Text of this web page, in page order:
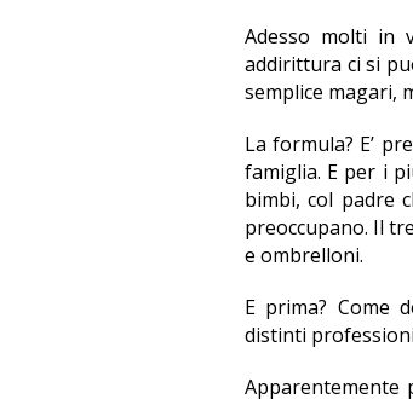
Adesso molti in
addirittura ci si
semplice magari,
La formula? E’
famiglia. E per i
bimbi, col padre
preoccupano. Il
e ombrelloni.
E prima? Come
distinti
Apparentemente